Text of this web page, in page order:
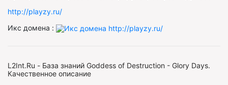
http://playzy.ru/
Икс домена :
L2Int.Ru - База знаний Goddess of Destruction - Glory Days.
Качественное описание